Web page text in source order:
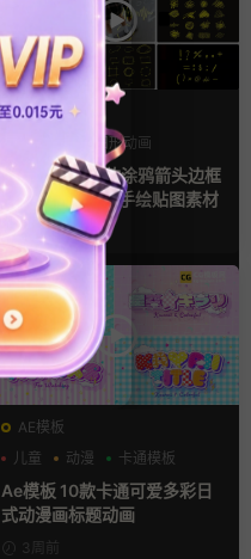
FCPX发生器
叠加素材
图形动画
手绘风
fcpx插件 135款涂鸦箭头边框
线条数字母符号手绘贴图素材
2周前
AE模板
儿童
动漫 卡通模板
Ae模板 10款卡通可爱多彩日
式动漫画标题动画
3周前